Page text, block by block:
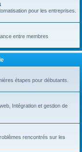
pour les entreprises.
entre membres
étapes pour débutants.
Intégration et gestion de
rencontrés sur les